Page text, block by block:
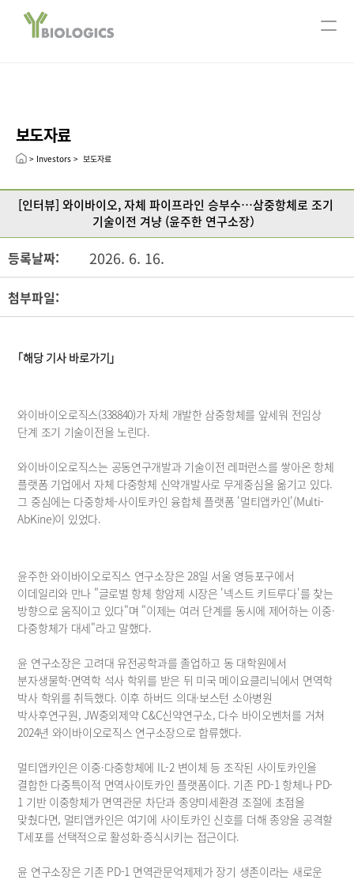
CEO message
Leadership
연구분야
Technology
Pipeline
Open Innovation
Publication
공시정보
보도자료
공지사항
보도자료
> Investors >  보도자료
[인터뷰] 와이바이오, 자체 파이프라인 승부수…삼중항체로 조기
기술이전 겨냥 (윤주한 연구소장）
2026. 6. 16.
등록날짜:
첨부파일:
｢해당 기사 바로가기｣
와이바이오로직스(338840)가 자체 개발한 삼중항체를 앞세워 전임상
단계 조기 기술이전을 노린다.
와이바이오로직스는 공동연구개발과 기술이전 레퍼런스를 쌓아온 항체
플랫폼 기업에서 자체 다중항체 신약개발사로 무게중심을 옮기고 있다.
그 중심에는 다중항체-사이토카인 융합체 플랫폼 '멀티앱카인'(Multi-
AbKine)이 있었다.
윤주한 와이바이오로직스 연구소장은 28일 서울 영등포구에서
이데일리와 만나 "글로벌 항체 항암제 시장은 '넥스트 키트루다'를 찾는
방향으로 움직이고 있다"며 "이제는 여러 단계를 동시에 제어하는 이중·
다중항체가 대세"라고 말했다.
윤 연구소장은 고려대 유전공학과를 졸업하고 동 대학원에서
분자생물학·면역학 석사 학위를 받은 뒤 미국 메이요클리닉에서 면역학
박사 학위를 취득했다. 이후 하버드 의대·보스턴 소아병원
박사후연구원, JW중외제약 C&C신약연구소, 다수 바이오벤처를 거쳐
2024년 와이바이오로직스 연구소장으로 합류했다.
멀티앱카인은 이중·다중항체에 IL-2 변이체 등 조작된 사이토카인을
결합한 다중특이적 면역사이토카인 플랫폼이다. 기존 PD-1 항체나 PD-
1 기반 이중항체가 면역관문 차단과 종양미세환경 조절에 초점을
맞췄다면, 멀티앱카인은 여기에 사이토카인 신호를 더해 종양을 공격할
T세포를 선택적으로 활성화·증식시키는 접근이다.
윤 연구소장은 기존 PD-1 면역관문억제제가 장기 생존이라는 새로운